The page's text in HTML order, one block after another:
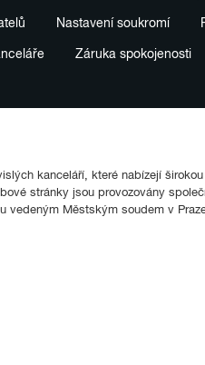
Nastavení soukromí
Záruka spokojenosti
kanceláří, které nabízejí
stránky jsou provozovány
vedeným Městským soudem v